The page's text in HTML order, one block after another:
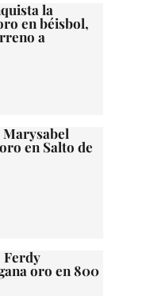
la
en béisbol,
a
en Salto de
Ferdy
oro en 800